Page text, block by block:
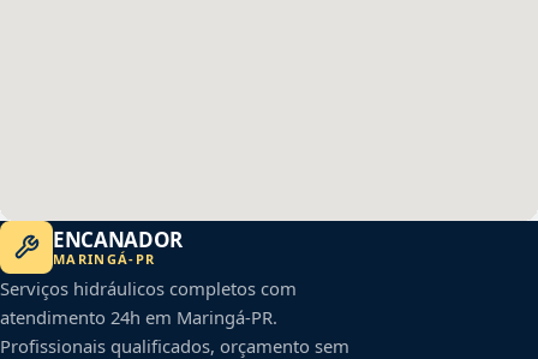
ENCANADOR
MARINGÁ- PR
Serviços hidráulicos completos com
atendimento 24h em Maringá-PR.
Profissionais qualificados, orçamento sem